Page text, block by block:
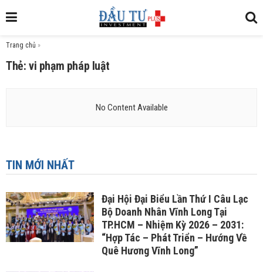
Trang chủ »
Thẻ: vi phạm pháp luật
No Content Available
TIN MỚI NHẤT
Đại Hội Đại Biểu Lần Thứ I Câu Lạc
Bộ Doanh Nhân Vĩnh Long Tại
TP.HCM – Nhiệm Kỳ 2026 – 2031:
“Hợp Tác – Phát Triển – Hướng Về
Quê Hương Vĩnh Long”